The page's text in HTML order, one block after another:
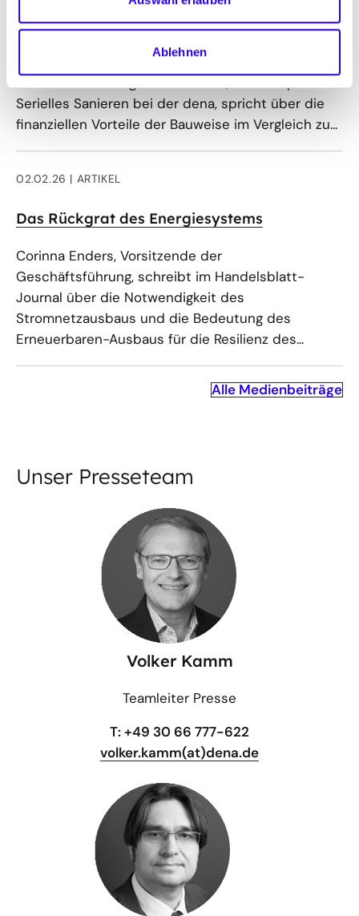
Ablehnen
Startup saniert Häuser in Serie
n-tv berichtet über Startups im Bereich der
seriellen Sanierung. Nils Bormann, Seniorexperte
Serielles Sanieren bei der dena, spricht über die
finanziellen Vorteile der Bauweise im Vergleich zu...
02.02.26 ARTIKEL
Das Rückgrat des Energiesystems
Corinna Enders, Vorsitzende der
Geschäftsführung, schreibt im Handelsblatt-
Journal über die Notwendigkeit des
Stromnetzausbaus und die Bedeutung des
Erneuerbaren-Ausbaus für die Resilienz des...
Alle Medienbeiträge
Unser Presseteam
Volker Kamm
Teamleiter Presse
T: +49 30 66 777-622
volker.kamm(at)dena.de